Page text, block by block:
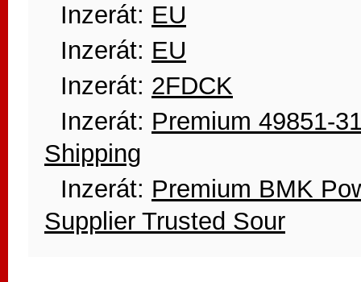
Inzerát: EU
Inzerát: EU
Inzerát: 2FDCK
Inzerát: Premium 49851-
Shipping
Inzerát: Premium BMK
Supplier Trusted Sour